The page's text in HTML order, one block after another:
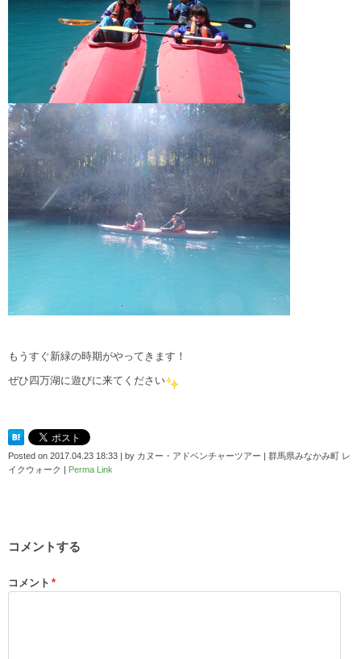
もうすぐ新緑の時期がやってきます！
ぜひ四万湖に遊びに来てください
Posted on 2017.04.23 18:33 | by カヌー・アドベンチャーツアー | 群馬県みなかみ町 レ
イクウォーク | Perma Link
コメントする
コメント *